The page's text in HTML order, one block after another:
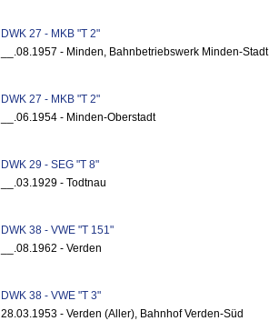
DWK 27 - MKB "T 2"
__.08.1957 - Minden, Bahnbetriebswerk Minden-Stadt
DWK 27 - MKB "T 2"
__.06.1954 - Minden-Oberstadt
DWK 29 - SEG "T 8"
__.03.1929 - Todtnau
DWK 38 - VWE "T 151"
__.08.1962 - Verden
DWK 38 - VWE "T 3"
28.03.1953 - Verden (Aller), Bahnhof Verden-Süd